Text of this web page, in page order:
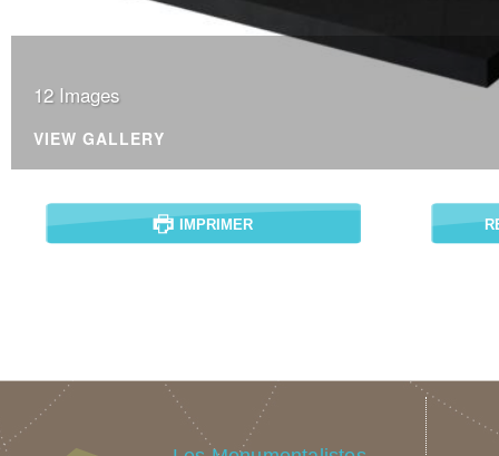
12 Images
VIEW GALLERY
IMPRIMER